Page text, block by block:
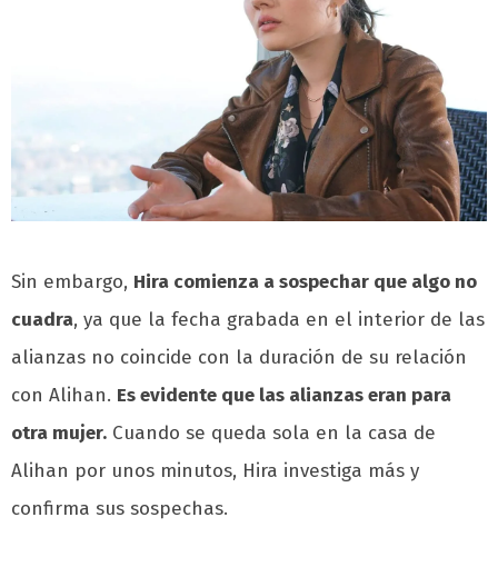
Sin embargo, Hira comienza a sospechar que algo no
cuadra, ya que la fecha grabada en el interior de las
alianzas no coincide con la duración de su relación
con Alihan. Es evidente que las alianzas eran para
otra mujer. Cuando se queda sola en la casa de
Alihan por unos minutos, Hira investiga más y
confirma sus sospechas.